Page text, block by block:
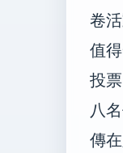
卷
值
投
八
傳